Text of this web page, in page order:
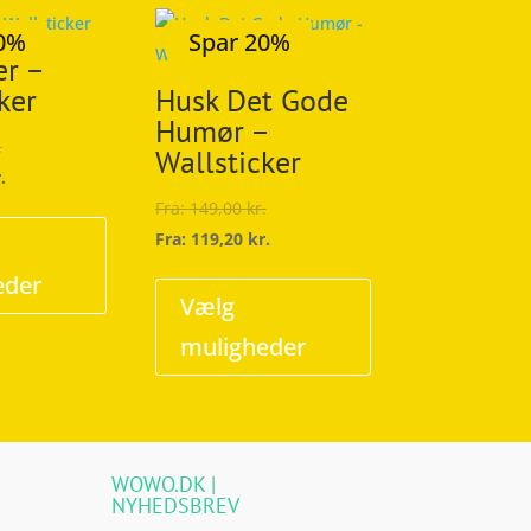
–
Mulighederne
varesiden
Spar 20%
Husk Det Gode
Humør –
Wallsticker
Fra:149,00kr.
Fra: 119,20 kr.
Vælg
muligheder
WOWO.DK |
NYHEDSBREV